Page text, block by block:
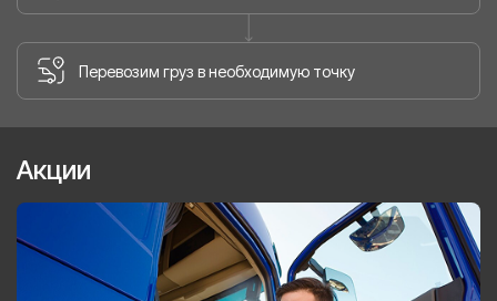
Перевозим груз в необходимую точку
Акции